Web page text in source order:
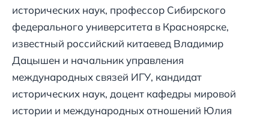
исторических наук, профессор Сибирского
федерального университета в Красноярске,
известный российский китаевед Владимир
Дацышен и начальник управления
международных связей ИГУ, кандидат
исторических наук, доцент кафедры мировой
истории и международных отношений Юлия